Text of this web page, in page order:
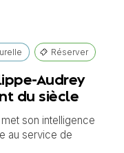
Réserver
Audrey
du siècle
son intelligence
au service de